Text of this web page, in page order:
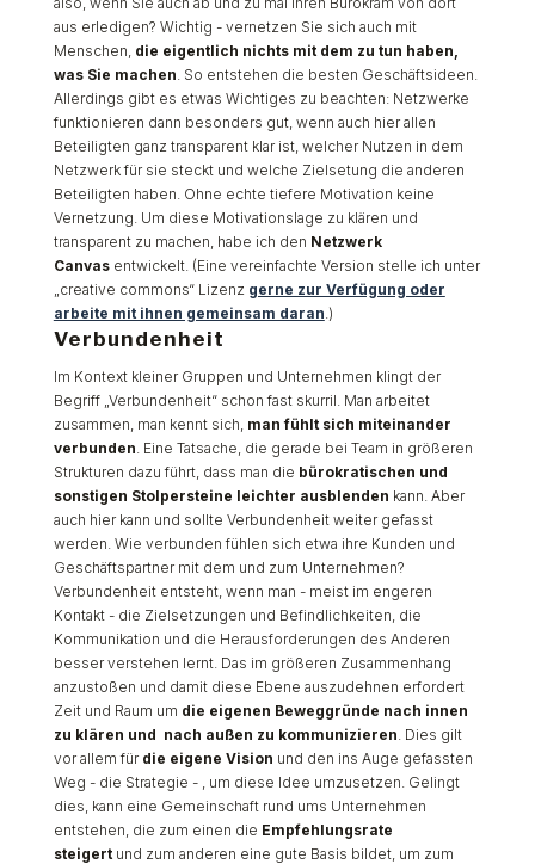
aus erledigen? Wichtig - vernetzen Sie sich auch mit
Menschen, die eigentlich nichts mit dem zu tun haben,
was Sie machen. So entstehen die besten Geschäftsideen.
Allerdings gibt es etwas Wichtiges zu beachten: Netzwerke
funktionieren dann besonders gut, wenn auch hier allen
Beteiligten ganz transparent klar ist, welcher Nutzen in dem
Netzwerk für sie steckt und welche Zielsetung die anderen
Beteiligten haben. Ohne echte tiefere Motivation keine
Vernetzung. Um diese Motivationslage zu klären und
transparent zu machen, habe ich den Netzwerk
Canvasentwickelt. (Eine vereinfachte Version stelle ich unter
„creative commons“ Lizenz gerne zur Verfügung oder
arbeite mit ihnen gemeinsam daran.)
Verbundenheit
Im Kontext kleiner Gruppen und Unternehmen klingt der
Begriff „Verbundenheit“ schon fast skurril. Man arbeitet
zusammen, man kennt sich, man fühlt sich miteinander
verbunden. Eine Tatsache, die gerade bei Team in größeren
Strukturen dazu führt, dass man die bürokratischen und
sonstigen Stolpersteine leichter ausblenden kann. Aber
auch hier kann und sollte Verbundenheit weiter gefasst
werden. Wie verbunden fühlen sich etwa ihre Kunden und
Geschäftspartner mit dem und zum Unternehmen?
Verbundenheit entsteht, wenn man - meist im engeren
Kontakt - die Zielsetzungen und Befindlichkeiten, die
Kommunikation und die Herausforderungen des Anderen
besser verstehen lernt. Das im größeren Zusammenhang
anzustoßen und damit diese Ebene auszudehnen erfordert
Zeit und Raum um die eigenen Beweggründe nach innen
zu klären und nach außen zu kommunizieren. Dies gilt
vor allem für die eigene Vision und den ins Auge gefassten
Weg - die Strategie - , um diese Idee umzusetzen. Gelingt
dies, kann eine Gemeinschaft rund ums Unternehmen
entstehen, die zum einen die Empfehlungsrate
steigertund zum anderen eine gute Basis bildet, um zum